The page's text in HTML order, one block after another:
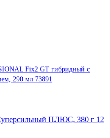
Fix2 GT гибридный с
290 мл 73891